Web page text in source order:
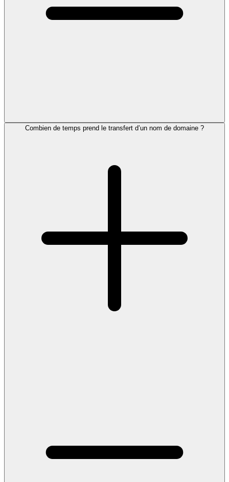
Combien de temps prend le transfert d’un nom de domaine ?